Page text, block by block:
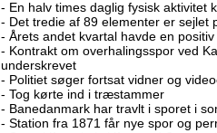
- En halv times daglig fysisk aktivitet
- Det tredie af 89 elementer er sejlet
- Årets andet kvartal havde en
- Kontrakt om overhalingsspor ved
underskrevet
- Politiet søger fortsat vidner og
- Tog kørte ind i træstammer
- Banedanmark har travlt i sporet i
- Station fra 1871 får nye spor og